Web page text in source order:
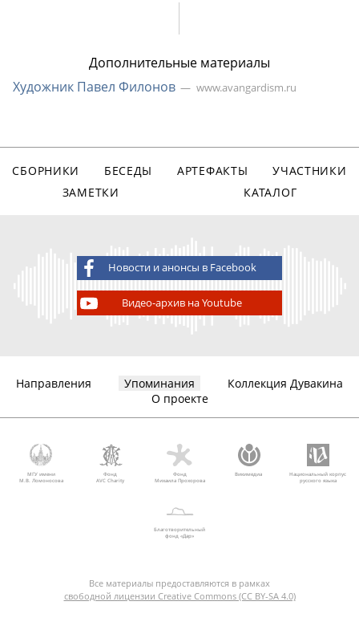
Дополнительные материалы
Художник Павел Филонов
www.avangardism.ru
СБОРНИКИ БЕСЕДЫ АРТЕФАКТЫ
УЧАСТНИКИ
ЗАМЕТКИ
КАТАЛОГ
Новости и анонсы в Facebook
Видео-архив на Youtube
Направления Упоминания
Коллекция Дувакина
О проекте
МГУ имени
М.В. Ломоносова
Фонд
AVC Charity
Фонд
Михаила Прохорова
Викимедиа
Национальный корпус
русского языка
Благотворительный
фонд «Дар»
Все материалы предоставляются в рамках
свободной лицензии Creative Commons (CC BY-SA 4.0)